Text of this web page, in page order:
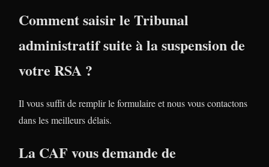
Comment saisir le Tribunal
administratif suite à la suspension de
votre RSA ?
Il vous suffit de remplir le formulaire et nous vous contactons
dans les meilleurs délais.
La CAF vous demande de